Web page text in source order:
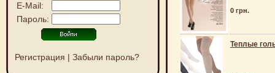
E-Mail:
Пароль:
Регистрация | Забыли пароль?
0 грн.
Теплые